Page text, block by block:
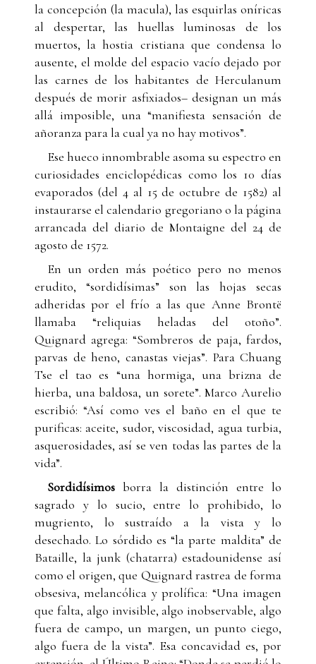
la concepción (la macula), las esquirlas oníricas
al despertar, las huellas luminosas de los
muertos, la hostia cristiana que condensa lo
ausente, el molde del espacio vacío dejado por
las carnes de los habitantes de Herculanum
después de morir asfixiados– designan un más
allá imposible, una “manifiesta sensación de
añoranza para la cual ya no hay motivos”.
Ese hueco innombrable asoma su espectro en
curiosidades enciclopédicas como los 10 días
evaporados (del 4 al 15 de octubre de 1582) al
instaurarse el calendario gregoriano o la página
arrancada del diario de Montaigne del 24 de
agosto de 1572.
En un orden más poético pero no menos
erudito, “sordidísimas” son las hojas secas
adheridas por el frío a las que Anne Brontë
llamaba “reliquias heladas del otoño”.
Quignard agrega: “Sombreros de paja, fardos,
parvas de heno, canastas viejas”. Para Chuang
Tse el tao es “una hormiga, una brizna de
hierba, una baldosa, un sorete”. Marco Aurelio
escribió: “Así como ves el baño en el que te
purificas: aceite, sudor, viscosidad, agua turbia,
asquerosidades, así se ven todas las partes de la
vida”.
Sordidísimos borra la distinción entre lo
sagrado y lo sucio, entre lo prohibido, lo
mugriento, lo sustraído a la vista y lo
desechado. Lo sórdido es “la parte maldita” de
Bataille, la junk (chatarra) estadounidense así
como el origen, que Quignard rastrea de forma
obsesiva, melancólica y prolífica: “Una imagen
que falta, algo invisible, algo inobservable, algo
fuera de campo, un margen, un punto ciego,
algo fuera de la vista”. Esa concavidad es, por